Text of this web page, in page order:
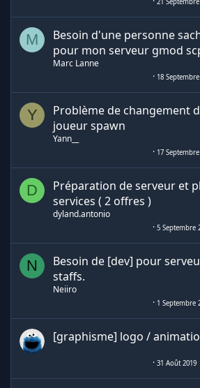
M
Besoin d'une personne
pour mon serveur gmod
Marc Lanne
18
Y
Problème de changement
joueur spawn
Yann__
17
D
Préparation de serveur et
services ( 2 offres )
dyland.antonio
5 Septembre
N
Besoin de [dev] pour
staffs.
Neiiro
1 Septembre
[graphisme] logo /
31 Août 2019